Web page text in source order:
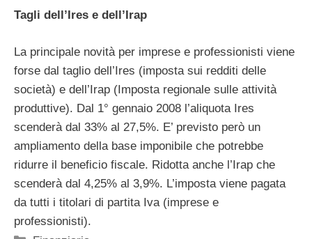
Tagli dell’Ires e dell’Irap
La principale novità per imprese e professionisti viene
forse dal taglio dell’Ires (imposta sui redditi delle
società) e dell’Irap (Imposta regionale sulle attività
produttive). Dal 1° gennaio 2008 l’aliquota Ires
scenderà dal 33% al 27,5%. E’ previsto però un
ampliamento della base imponibile che potrebbe
ridurre il beneficio fiscale. Ridotta anche l’Irap che
scenderà dal 4,25% al 3,9%. L’imposta viene pagata
da tutti i titolari di partita Iva (imprese e
professionisti).